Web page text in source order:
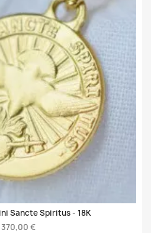
Sancte Spiritus - 18K
370,00 €